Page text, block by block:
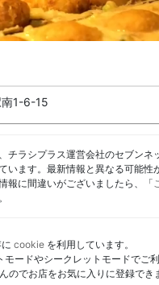
南1-6-15
チラシプラス運営会社のセブンネ
います。最新情報と異なる可能性
報に間違いがございましたら、「
cookie を利用しています。
モードやシークレットモードでご
のでお店をお気に入りに登録でき